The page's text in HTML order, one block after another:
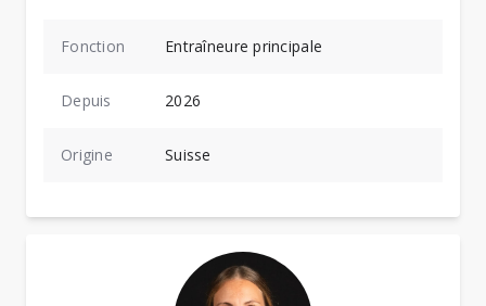
Fonction Entraîneure principale
Depuis 2026
Origine Suisse